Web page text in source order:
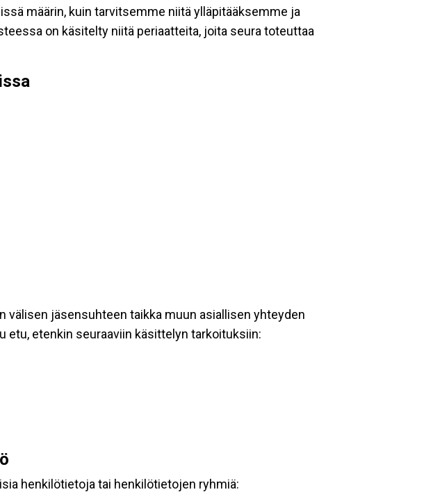
määrin, kuin tarvitsemme niitä ylläpitääksemme ja
on käsitelty niitä periaatteita, joita seura toteuttaa
jäsensuhteen taikka muun asiallisen yhteyden
etenkin seuraaviin käsittelyn tarkoituksiin:
henkilötietoja tai henkilötietojen ryhmiä: